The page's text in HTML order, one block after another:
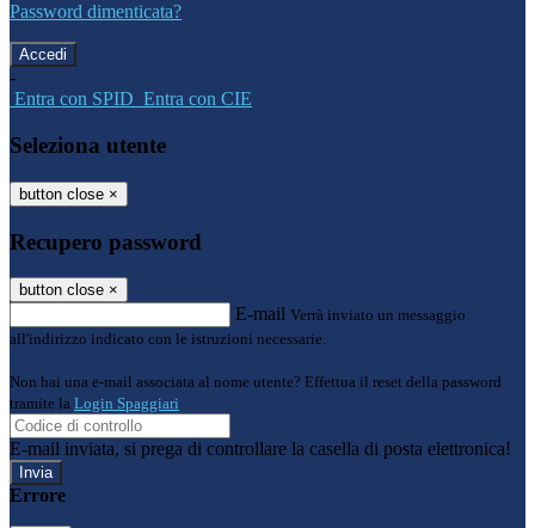
Password dimenticata?
-
Entra con SPID Entra con CIE
Seleziona utente
button close ×
Recupero password
button close ×
E-mail Verrà inviato un messaggio
all'indirizzo indicato con le istruzioni necessarie.
Non hai una e-mail associata al nome utente? Effettua il reset della password
tramite la Login Spaggiari
E-mail inviata, si prega di controllare la casella di posta elettronica!
Errore